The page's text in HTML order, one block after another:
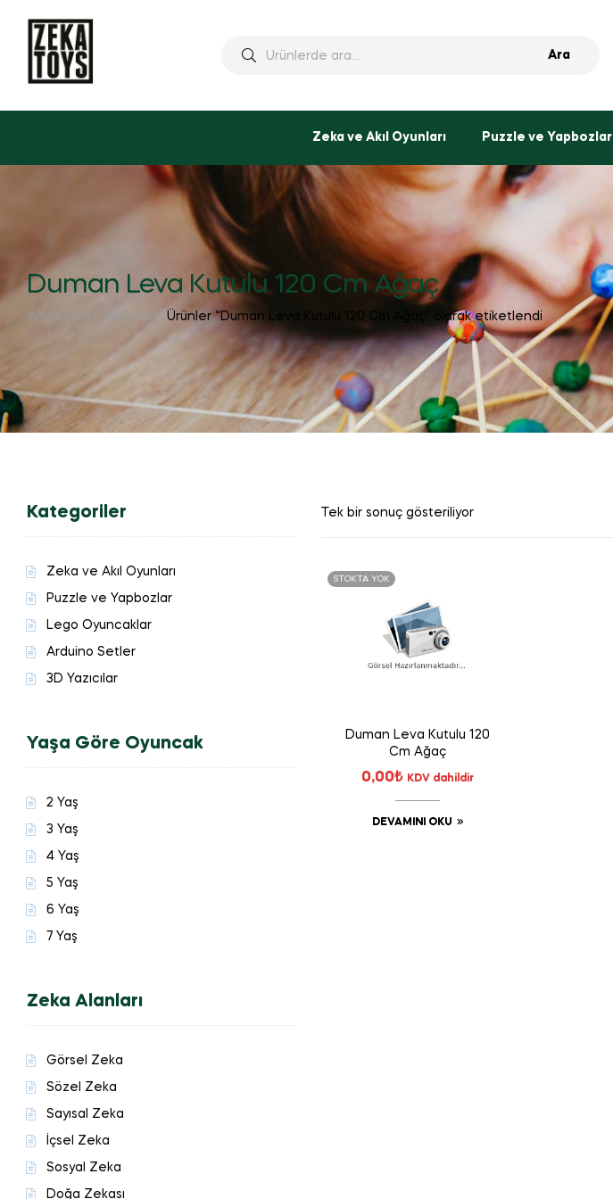
Ara
Zeka ve Akıl Oyunları Puzzle ve Yapbozlar
Duman Leva Kutulu 120 Cm Ağaç
Ana Sayfa Ürünler “Duman Leva Kutulu 120 Cm Ağaç” olarak etiketlendi
Tek bir sonuç gösteriliyor
STOKTA YOK
Duman Leva Kutulu 120
Cm Ağaç
0,00₺ KDV dahildir
DEVAMINI OKU
Kategoriler
Zeka ve Akıl Oyunları
Puzzle ve Yapbozlar
Lego Oyuncaklar
Arduino Setler
3D Yazıcılar
Yaşa Göre Oyuncak
2 Yaş
3 Yaş
4 Yaş
5 Yaş
6 Yaş
7 Yaş
Zeka Alanları
Görsel Zeka
Sözel Zeka
Sayısal Zeka
İçsel Zeka
Sosyal Zeka
Doğa Zekası